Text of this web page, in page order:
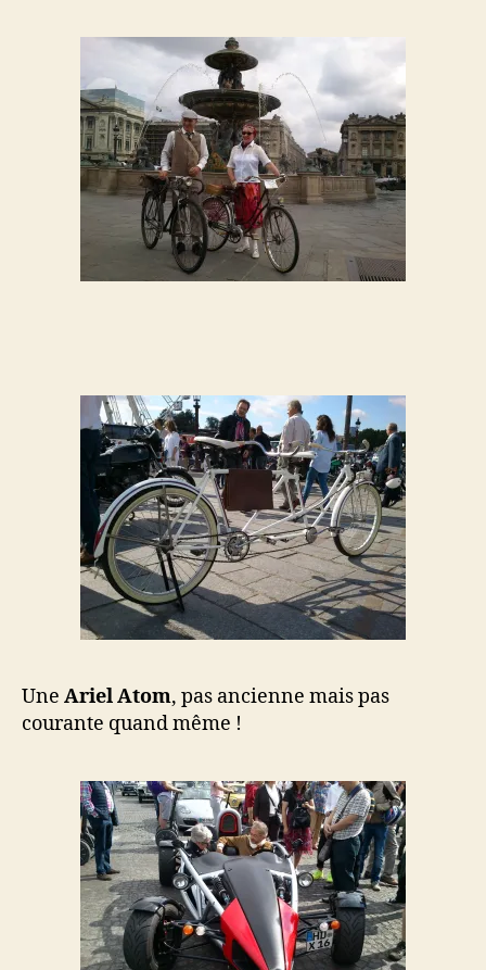
Une Ariel Atom, pas ancienne mais pas
courante quand même !